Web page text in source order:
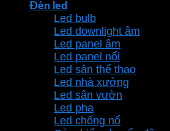
Đèn led
Led bulb
Led downlight âm
Led panel âm
Led panel nổi
Led sân thể thao
Led nhà xưởng
Led sân vườn
Led pha
Led chống nổ